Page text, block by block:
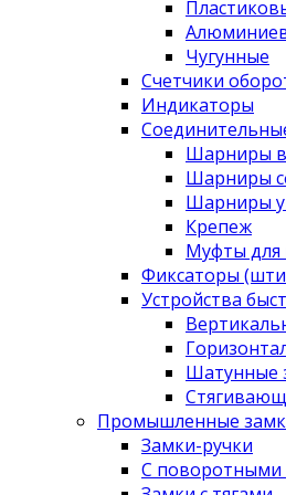
Чугунные
Счетчики
Индикаторы
Шарниры
Шарниры
Шарниры
Крепеж
Муфты для
Фиксаторы
Устройства
Шатунные
Промышленные
Замки-ручки
С поворотными